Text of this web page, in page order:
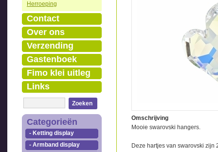
Herroeping
Contact
Over ons
Verzending
Gastenboek
Fimo klei uitleg
Links
Zoeken
Categorieën
- Ketting display
- Armband display
Omschrijving
Mooie swarovski hangers.
Deze hartjes van swarovski zijn